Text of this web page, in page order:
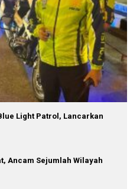
Light Patrol, Lancarkan
Ancam Sejumlah Wilayah